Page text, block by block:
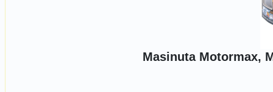
Masinuta Motormax,